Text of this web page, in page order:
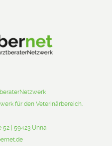
für den Veterinärbereich.
52 | 59423 Unna